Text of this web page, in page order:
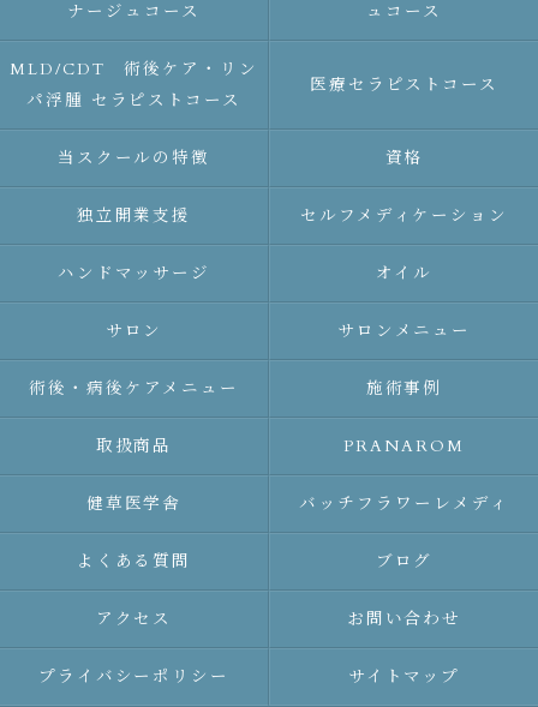
ナージュコース
ュコース
MLD/CDT 術後ケア・リン
パ浮腫 セラピストコース
医療セラピストコース
当スクールの特徴 資格
独立開業支援 セルフメディケーション
ハンドマッサージ オイル
サロン サロンメニュー
術後・病後ケアメニュー 施術事例
取扱商品 PRANAROM
健草医学舎 バッチフラワーレメディ
よくある質問 ブログ
アクセス お問い合わせ
プライバシーポリシー サイトマップ